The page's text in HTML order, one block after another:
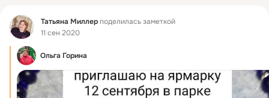
Фид Татьяна Миллерподелилась заметкой
11 сен 2020
Ольга Горина